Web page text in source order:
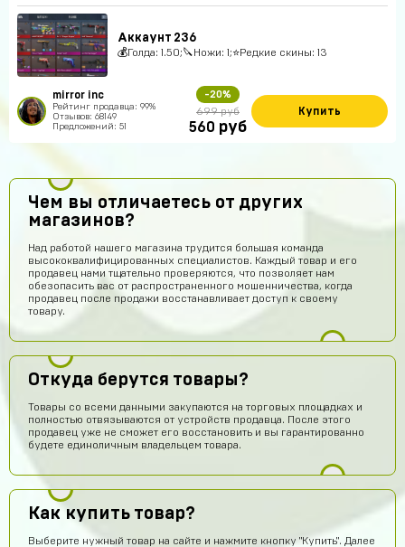
Аккаунт 236
💰Голда: 1.50;🔪Ножи: 1;⭐️Редкие скины: 13
mirror inc
Рейтинг продавца: 99%
Отзывов: 68149
Предложений: 51
-20%
699 руб
560 руб
Купить
Чем вы отличаетесь от других
магазинов?
Над работой нашего магазина трудится большая команда
высококвалифицированных специалистов. Каждый товар и его
продавец нами тщательно проверяются, что позволяет нам
обезопасить вас от распространенного мошенничества, когда
продавец после продажи восстанавливает доступ к своему
товару.
Откуда берутся товары?
Товары со всеми данными закупаются на торговых площадках и
полностью отвязываются от устройств продавца. После этого
продавец уже не сможет его восстановить и вы гарантированно
будете единоличным владельцем товара.
Как купить товар?
Выберите нужный товар на сайте и нажмите кнопку "Купить". Далее